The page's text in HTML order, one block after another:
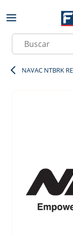
Skip to main
Site Search
NAVAC NTBRK